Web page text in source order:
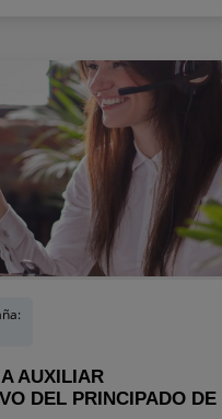
AUXILIAR
DEL PRINCIPADO DE